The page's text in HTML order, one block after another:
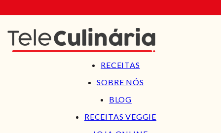
RECEITAS
SOBRE NÓS
BLOG
RECEITAS VEGGIE